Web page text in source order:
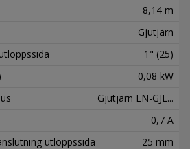
8,14 m
Gjutjärn
1" (25)
0,08 kW
Gjutjärn EN-GJL...
0,7 A
utloppssida
25 mm